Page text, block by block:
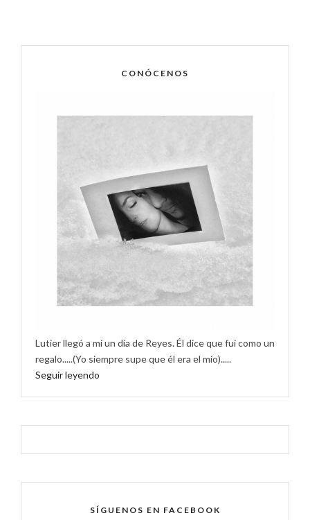
CONÓCENOS
Lutier llegó a mí un día de Reyes. Él dice que fui como un
regalo.....(Yo siempre supe que él era el mío).....
Seguir leyendo
SÍGUENOS EN FACEBOOK